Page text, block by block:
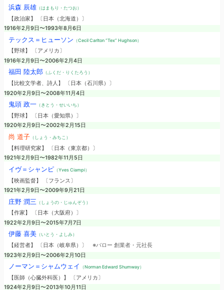
浜森 辰雄（はまもり・たつお）
【政治家】 〔日本（北海道）〕
1916年2月9日〜1993年8月6日
テックス＝ヒューソン （Cecil Carlton “Tex” Hughson）
【野球】 〔アメリカ〕
1916年2月9日〜2006年2月4日
福田 陸太郎（ふくだ・りくたろう）
【比較文学者、詩人】 〔日本（石川県）〕
1920年2月9日〜2008年11月4日
鬼頭 政一（きとう・せいいち）
【野球】 〔日本（愛知県）〕
1920年2月9日〜2002年2月15日
尚 道子（しょう・みちこ）
【料理研究家】 〔日本（東京都）〕
1921年2月9日〜1982年11月5日
イヴ＝シャンピ（Yves Ciampi）
【映画監督】 〔フランス〕
1921年2月9日〜2009年9月21日
庄野 潤三 （しょうの・じゅんぞう）
【作家】 〔日本（大阪府）〕
1922年2月9日〜2015年7月7日
伊藤 喜美（いとう・よしみ）
【経営者】 〔日本（岐阜県）〕 ※バロー 創業者・元社長
1923年2月9日〜2006年2月10日
ノーマン＝シャムウェイ （Norman Edward Shumway）
【医師（心臓外科医）】 〔アメリカ〕
1924年2月9日〜2013年10月11日